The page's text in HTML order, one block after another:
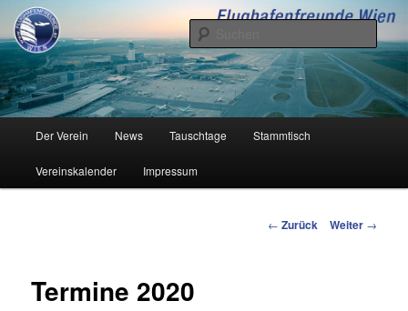
Zum
Inhalt
wechseln
Flughafenfreunde Wien
Der Verein News Tauschtage Stammtisch
Vereinskalender Impressum
Beitrags-
← Zurück Weiter →
Termine 2020